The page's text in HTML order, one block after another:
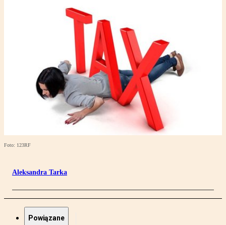
Foto: 123RF
Aleksandra Tarka
Powiązane